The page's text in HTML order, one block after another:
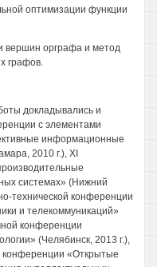
оптимизации функции
вершин орграфа и метод
графов.
докладывались и
с элементами
информационные
2010 г.), XI
системах» (Нижний
технической конференции
и телекоммуникаций»
конференции
(Челябинск, 2013 г.),
конференции «Открытые